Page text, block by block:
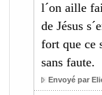
l´on aille
de Jésus
fort que ce
sans faute.
Envoyé par